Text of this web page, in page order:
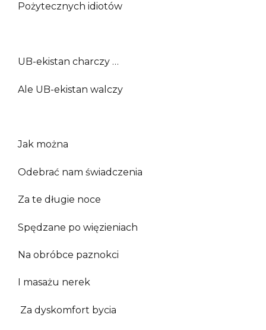
Pożytecznych idiotów
UB-ekistan charczy …
Ale UB-ekistan walczy
Jak można
Odebrać nam świadczenia
Za te długie noce
Spędzane po więzieniach
Na obróbce paznokci
I masażu nerek
Za dyskomfort bycia